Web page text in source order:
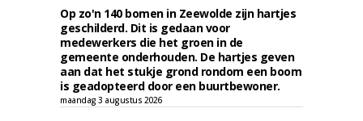
Op zo'n 140 bomen in Zeewolde zijn hartjes
geschilderd. Dit is gedaan voor
medewerkers die het groen in de
gemeente onderhouden. De hartjes geven
aan dat het stukje grond rondom een boom
is geadopteerd door een buurtbewoner.
maandag 3 augustus 2026